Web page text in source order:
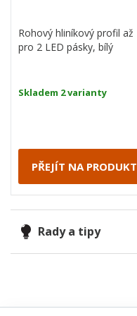
Rohový hliníkový profil až
pro 2 LED pásky, bílý
Skladem 2 varianty
PŘEJÍT NA PRODUKT
Rady a tipy